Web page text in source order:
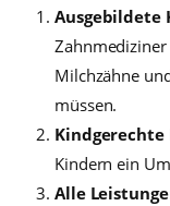
Ausgebildete
Milchzähne
müssen.
Kindern ein
Alle